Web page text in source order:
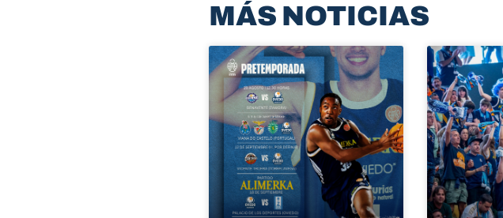
MÁS NOTICIAS